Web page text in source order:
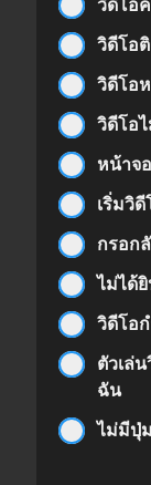
วิดีโอ
วิดีโอ
วิดีโอ
วิดีโอไ
หน้าจ
เริ่มวิดี
กรอก
ไม่ได้ยิ
วิดีโอ
ตัวเล่
ฉัน
ไม่มีปุ่